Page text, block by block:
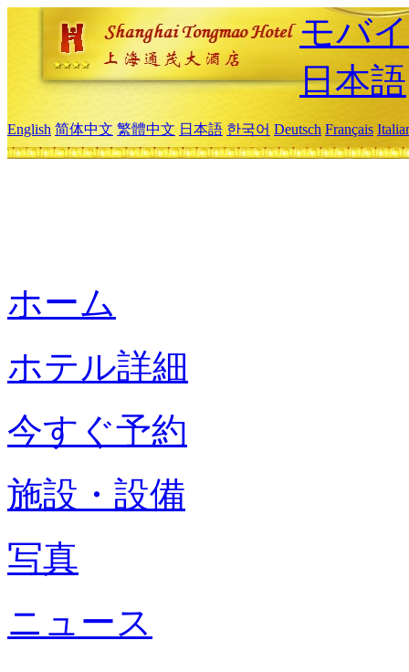
モバ
日本語
English 简体中文 繁體中文 日本語 한국어 Deutsch Français
ホーム
ホテル詳細
今すぐ予約
施設・設備
写真
ニュース